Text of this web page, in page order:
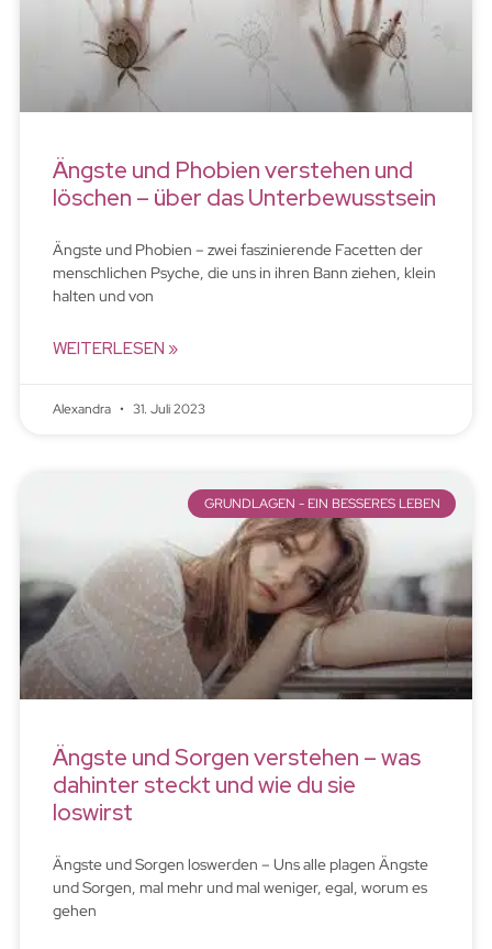
Ängste und Phobien verstehen und
löschen – über das Unterbewusstsein
Ängste und Phobien – zwei faszinierende Facetten der
menschlichen Psyche, die uns in ihren Bann ziehen, klein
halten und von
WEITERLESEN »
Alexandra 31. Juli 2023
GRUNDLAGEN - EIN BESSERES LEBEN
Ängste und Sorgen verstehen – was
dahinter steckt und wie du sie
loswirst
Ängste und Sorgen loswerden – Uns alle plagen Ängste
und Sorgen, mal mehr und mal weniger, egal, worum es
gehen